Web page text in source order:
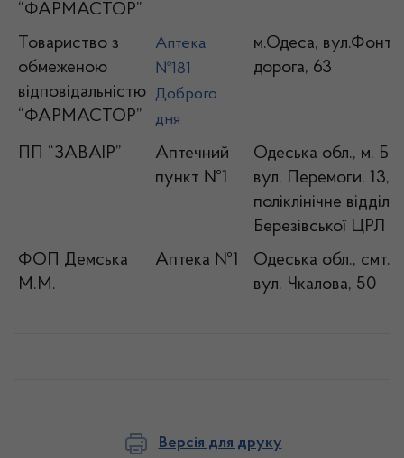
“ФАРМАСТОР”
Товариство з
обмеженою
відповідальністю
“ФАРМАСТОР”
Аптека
№181
Доброго
дня
м.Одеса,
дорога, 63
ПП “ЗАВАІР”
Аптечний
пункт №1
Одеська обл., м.
вул. Перемоги, 13,
поліклінічне
Березівської ЦРЛ
ФОП Демська
М.М.
Аптека №1
Одеська обл.,
вул. Чкалова, 50
Версія для друку